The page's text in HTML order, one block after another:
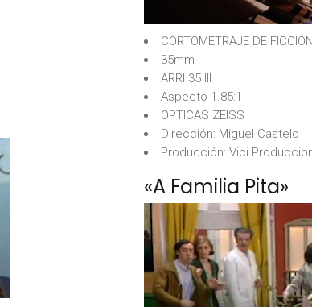
CORTOMETRAJE DE
35mm
ARRI 35 III
Aspecto 1.85:1
OPTICAS ZEISS
Dirección: Miguel Castelo
Producción: Vici
«A Familia Pita»